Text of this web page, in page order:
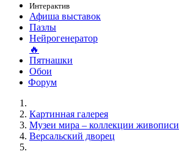
Интерактив
Афиша выставок
Пазлы
Нейрогенератор
🔥
Пятнашки
Обои
Форум
Картинная галерея
Музеи мира – коллекции живописи
Версальский дворец